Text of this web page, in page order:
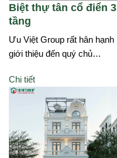
Biệt thự tân cổ điển 3
tầng
Ưu Việt Group rất hân hạnh
giới thiệu đến quý chủ…
Chi tiết